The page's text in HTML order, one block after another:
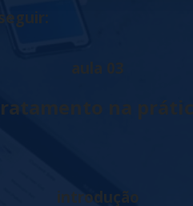
seguir:
na prática
introdução